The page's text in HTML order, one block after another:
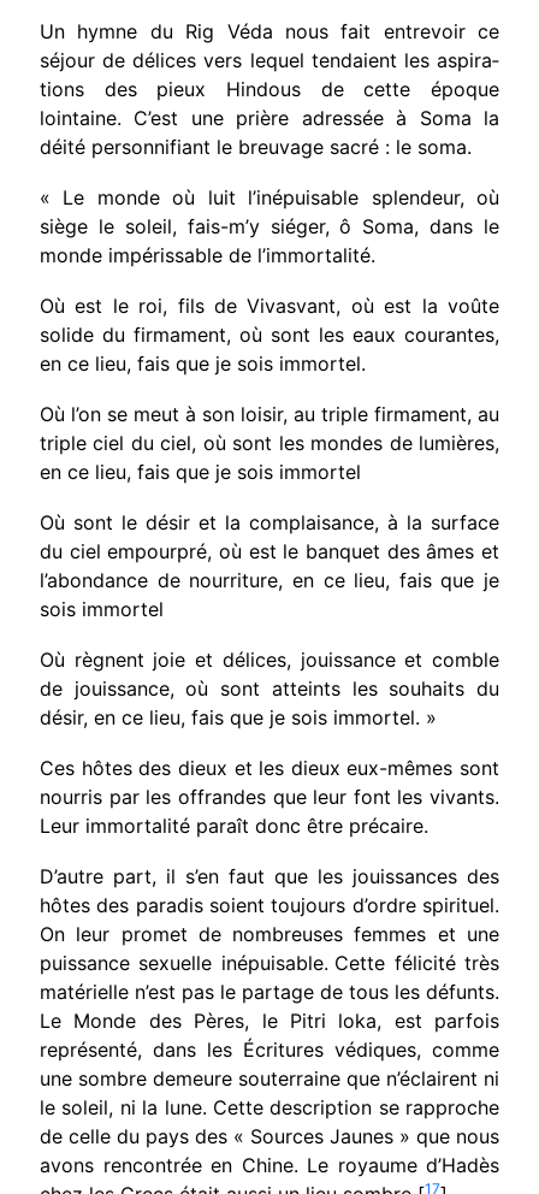
Un hymne du Rig Véda nous fait entrevoir ce
séjour de délices vers lequel tendaient les aspira­
tions des pieux Hindous de cette époque
lointaine. C’est une prière adressée à Soma la
déité person­nifiant le breuvage sacré : le soma.
« Le monde où luit l’inépuisable splen­deur, où
siège le soleil, fais-m’y siéger, ô Soma, dans le
monde impérissable de l’im­mortalité.
Où est le roi, fils de Vivasvant, où est la voûte
solide du firmament, où sont les eaux courantes,
en ce lieu, fais que je sois immortel.
Où l’on se meut à son loisir, au triple firmament, au
triple ciel du ciel, où sont les mondes de lumières,
en ce lieu, fais que je sois immortel
Où sont le désir et la complaisance, à la surface
du ciel empourpré, où est le banquet des âmes et
l’abondance de nourriture, en ce lieu, fais que je
sois immortel
Où règnent joie et délices, jouissance et comble
de jouissance, où sont atteints les souhaits du
désir, en ce lieu, fais que je sois immortel. »
Ces hôtes des dieux et les dieux eux-mêmes sont
nourris par les offrandes que leur font les vivants.
Leur immortalité paraît donc être pré­caire.
D’autre part, il s’en faut que les jouissances des
hôtes des paradis soient toujours d’ordre spi­rituel.
On leur promet de nombreuses femmes et une
puissance sexuelle inépuisable. Cette félicité très
matérielle n’est pas le par­tage de tous les défunts.
Le Monde des Pères, le Pitri loka, est parfois
représenté, dans les Écritures védiques, comme
une sombre demeure sou­terraine que n’éclairent ni
le soleil, ni la lune. Cette description se rapproche
de celle du pays des « Sources Jaunes » que nous
avons rencontrée en Chine. Le royaume d’Hadès
17